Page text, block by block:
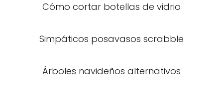
Cómo cortar botellas de vidrio
Simpáticos posavasos scrabble
Árboles navideños alternativos